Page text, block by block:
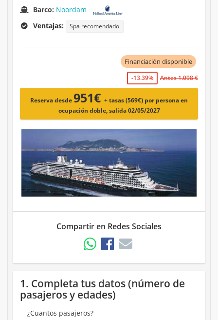
Barco: Noordam
Ventajas:
Spa recomendado
Financiación disponible
-13.39% Antes 1.098 €
Reserva desde951€ + tasas (569€) por persona en
ocupación doble, salida 02/05/2027
Compartir en Redes Sociales
1. Completa tus datos (número de
pasajeros y edades)
¿Cuantos pasajeros?